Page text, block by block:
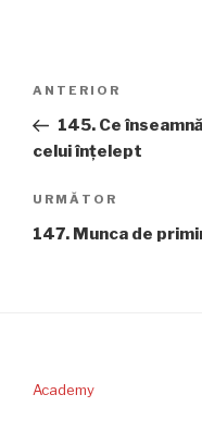
articole
Articolul
anterior
ANTERIOR
145. Ce
celui înţelept
Articolul
următor
URMĂTOR
147. Munca de
Academy